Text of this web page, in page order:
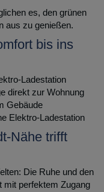
es, den grünen
aus zu genießen.
bis ins
Ladestation
direkt zur Wohnung
Gebäude
Elektro-Ladestation
Nähe trifft
Die Ruhe und den
mit perfektem Zugang